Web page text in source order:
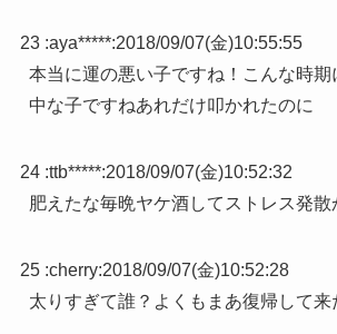
23 :aya*****:2018/09/07(金)10:55:55
本当に運の悪い子ですね！こんな時期
中な子ですねあれだけ叩かれたのに
24 :ttb*****:2018/09/07(金)10:52:32
肥えたな毎晩ヤケ酒してストレス発散
25 :cherry:2018/09/07(金)10:52:28
太りすぎて誰？よくもまあ復帰して